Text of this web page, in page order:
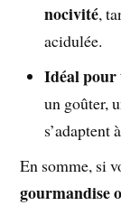
nocivité,
acidulée.
Idéal pour
un goûter,
s’adaptent
En somme, si
gourmandise